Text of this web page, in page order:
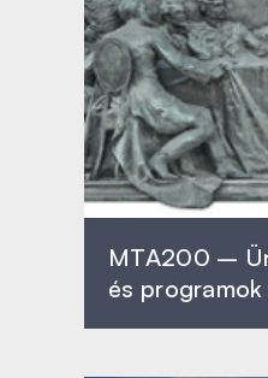
MTA200 –
és programok